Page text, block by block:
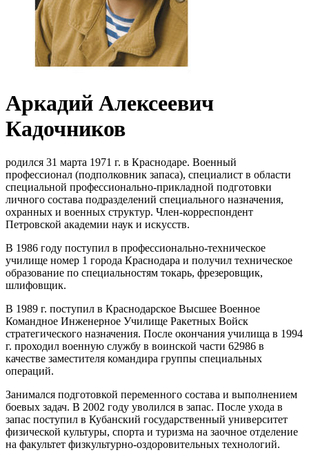
Аркадий Алексеевич
Кадочников
родился 31 марта 1971 г. в Краснодаре. Военный
профессионал (подполковник запаса), специалист в области
специальной профессионально-прикладной подготовки
личного состава подразделений специального назначения,
охранных и военных структур. Член-корреспондент
Петровской академии наук и искусств.
В 1986 году поступил в профессионально-техническое
училище номер 1 города Краснодара и получил техническое
образование по специальностям токарь, фрезеровщик,
шлифовщик.
В 1989 г. поступил в Краснодарское Высшее Военное
Командное Инженерное Училище Ракетных Войск
стратегического назначения. После окончания училища в 1994
г. проходил военную службу в воинской части 62986 в
качестве заместителя командира группы специальных
операций.
Занимался подготовкой переменного состава и выполнением
боевых задач. В 2002 году уволился в запас. После ухода в
запас поступил в Кубанский государственный университет
физической культуры, спорта и туризма на заочное отделение
на факультет физкультурно-оздоровительных технологий.